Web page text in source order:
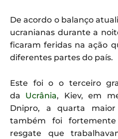
De acordo o balanço
ucranianas durante a
ficaram feridas na ação
diferentes partes do país.
Este foi o o terceiro
da Ucrânia, Kiev, em
Dnipro, a quarta
também foi
resgate que